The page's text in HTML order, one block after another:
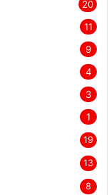
20
11
9
4
3
1
19
13
8